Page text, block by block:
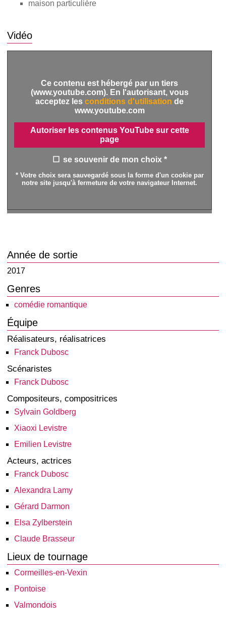
maison particulière
Vidéo
Ce contenu est hébergé par un tiers
(www.youtube.com). En l'autorisant, vous
acceptez les conditions d'utilisation de
www.youtube.com
Autoriser les contenus YouTube sur cette
page
se souvenir de mon choix *
* Votre choix sera sauvegardé sous la forme d'un cookie par
notre site jusqu'à fermeture de votre navigateur Internet.
Année de sortie
2017
Genres
comédie romantique
Équipe
Réalisateurs, réalisatrices
Franck Dubosc
Scénaristes
Franck Dubosc
Compositeurs, compositrices
Sylvain Goldberg
Xiaoxi Levistre
Emilien Levistre
Acteurs, actrices
Franck Dubosc
Alexandra Lamy
Gérard Darmon
Elsa Zylberstein
Claude Brasseur
Lieux de tournage
Cormeilles-en-Vexin
Pontoise
Valmondois